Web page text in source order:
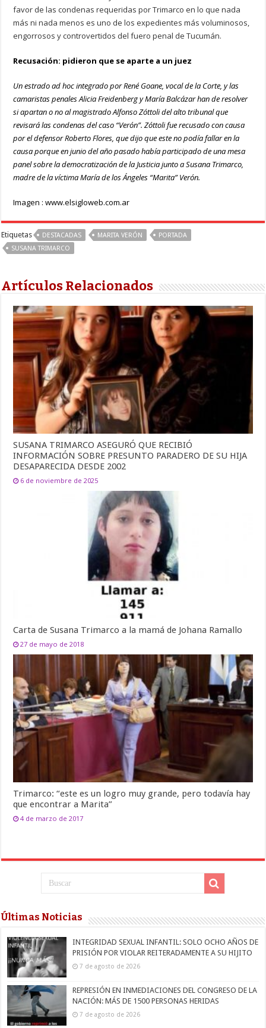
favor de las condenas requeridas por Trimarco en lo que nada
más ni nada menos es uno de los expedientes más voluminosos,
engorrosos y controvertidos del fuero penal de Tucumán.
Recusación: pidieron que se aparte a un juez
Un estrado ad hoc integrado por René Goane, vocal de la Corte, y las
camaristas penales Alicia Freidenberg y María Balcázar han de resolver
si apartan o no al magistrado Alfonso Zóttoli del alto tribunal que
revisará las condenas del caso “Verón”. Zóttoli fue recusado con causa
por el defensor Roberto Flores, que dijo que este no podía fallar en la
causa porque en junio del año pasado había participado de una mesa
panel sobre la democratización de la Justicia junto a Susana Trimarco,
madre de la víctima María de los Ángeles “Marita” Verón.
Imagen : www.elsigloweb.com.ar
Etiquetas DESTACADAS MARITA VERÓN
PORTADA
SUSANA TRIMARCO
Artículos Relacionados
SUSANA TRIMARCO ASEGURÓ QUE RECIBIÓ
INFORMACIÓN SOBRE PRESUNTO PARADERO DE SU HIJA
DESAPARECIDA DESDE 2002
6 de noviembre de 2025
Carta de Susana Trimarco a la mamá de Johana Ramallo
27 de mayo de 2018
Trimarco: “este es un logro muy grande, pero todavía hay
que encontrar a Marita”
4 de marzo de 2017
Últimas Noticias
INTEGRIDAD SEXUAL INFANTIL: SOLO OCHO AÑOS DE
PRISIÓN POR VIOLAR REITERADAMENTE A SU HIJITO
7 de agosto de 2026
REPRESIÓN EN INMEDIACIONES DEL CONGRESO DE LA
NACIÓN: MÁS DE 1500 PERSONAS HERIDAS
7 de agosto de 2026